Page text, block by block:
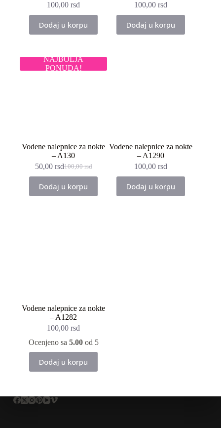
100,00rsd
Dodaj u korpu
100,00rsd
Dodaj u korpu
NAJBOLJA
PONUDA!
Vodene nalepnice za nokte
– A130
100,00rsd
Originalna
cena
je
bila:
50,00 rsdTrenutna
cena
je:
50,00 rsd.
Dodaj u korpu
Vodene nalepnice za nokte
– A1290
100,00rsd
Dodaj u korpu
Vodene nalepnice za nokte
– A1282
100,00rsd
Ocenjeno sa 5.00od 5
Dodaj u korpu